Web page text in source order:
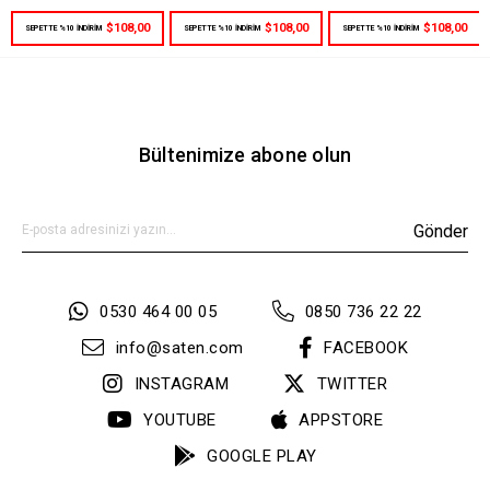
SEPETTE %10 İNDİRİM $108,00 SEPETTE %10 İNDİRİM $108,00 SEPETTE %10 İNDİRİM $108,00
Bültenimize abone olun
Gönder
0530 464 00 05
0850 736 22 22
info@saten.com
FACEBOOK
INSTAGRAM
TWITTER
YOUTUBE
APPSTORE
GOOGLE PLAY